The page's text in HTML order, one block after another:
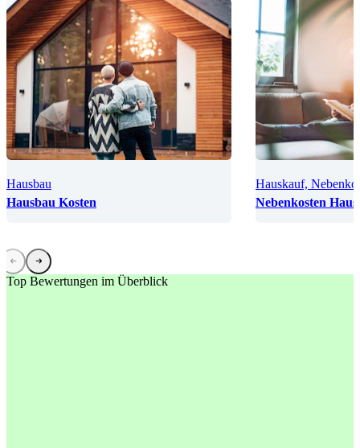
Hausbau
Hausbau Kosten
Hauskauf,
Nebenkosten
Top Bewertungen im Überblick